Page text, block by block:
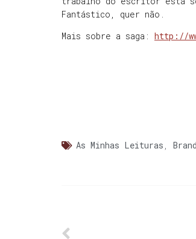
Fantástico, quer não.
Mais sobre a saga: http://
As Minhas Leituras ,